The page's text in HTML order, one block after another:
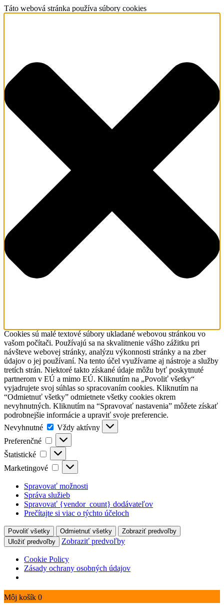
Táto webová stránka používa súbory cookies
Cookies sú malé textové súbory ukladané webovou stránkou vo
vašom počítači. Používajú sa na skvalitnenie vášho zážitku pri
návšteve webovej stránky, analýzu výkonnosti stránky a na zber
údajov o jej používaní. Na tento účel využívame aj nástroje a služby
tretích strán. Niektoré takto získané údaje môžu byť poskytnuté
partnerom v EÚ a mimo EÚ. Kliknutím na „Povoliť všetky“
vyjadrujete svoj súhlas so spracovaním cookies. Kliknutím na
“Odmietnuť všetky” odmietnete všetky cookies okrem
nevyhnutných. Kliknutím na “Spravovať nastavenia” môžete získať
podrobnejšie informácie a upraviť svoje preferencie.
Nevyhnutné
Nevyhnutné
Vždy aktívny
Preferenčné
Preferenčné
Štatistické Štatistické
Marketingové Marketingové
Spravovať možnosti
Správa služieb
Spravovať {vendor_count} dodávateľov
Prečítajte si viac o týchto účeloch
Povoliť všetky Odmietnuť všetky
Zobraziť predvoľby
Uložiť predvoľby
Zobraziť predvoľby
Cookie Policy
Zásady ochrany osobných údajov
Môj košík 0